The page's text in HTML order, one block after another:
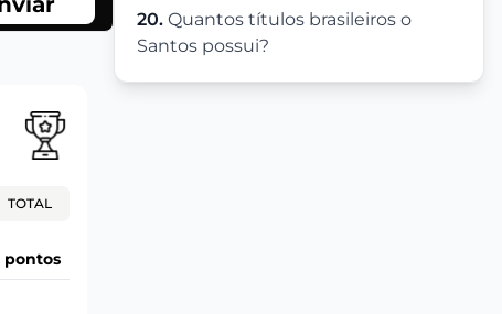
20. Quantos títulos brasileiros o
Santos possui?
TOTAL
pontos